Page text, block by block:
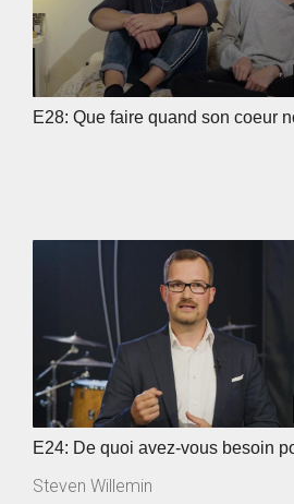
E28: Que faire quand son coeur
E24: De quoi avez-vous besoin
Steven Willemin